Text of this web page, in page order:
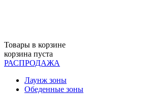
Товары в корзине
корзина пуста
РАСПРОДАЖА
Лаунж зоны
Обеденные зоны